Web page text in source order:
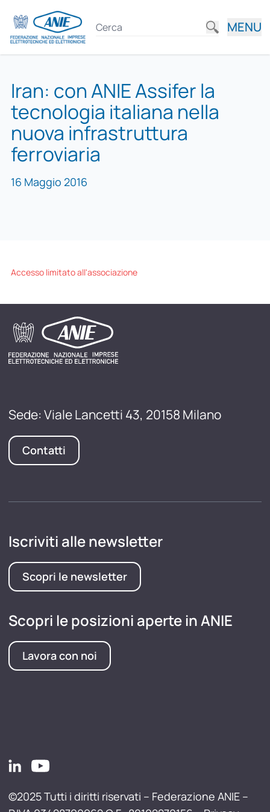
MENU
Iran: con ANIE Assifer la
tecnologia italiana nella
nuova infrastruttura
ferroviaria
16 Maggio 2016
Accesso limitato all'associazione
Sede: Viale Lancetti 43, 20158 Milano
Contatti
Iscriviti alle newsletter
Scopri le newsletter
Scopri le posizioni aperte in ANIE
Lavora con noi
©2025 Tutti i diritti riservati – Federazione ANIE –